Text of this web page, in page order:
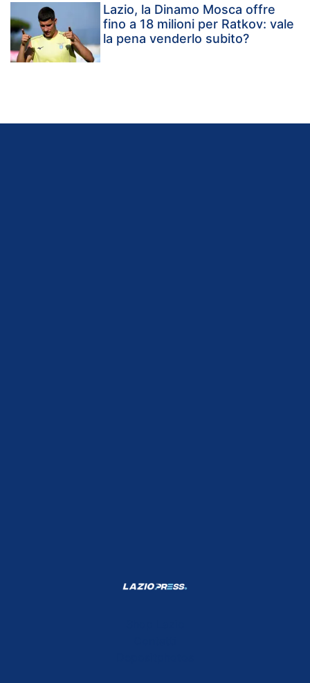
Lazio, la Dinamo Mosca offre
fino a 18 milioni per Ratkov: vale
la pena venderlo subito?